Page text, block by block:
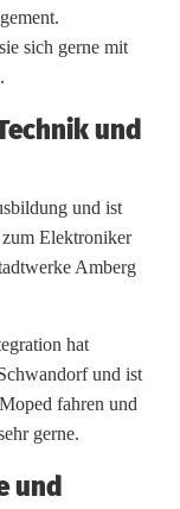
sich gerne mit
und
und ist
Elektroniker
Amberg
hat
und ist
fahren und
gerne.
und